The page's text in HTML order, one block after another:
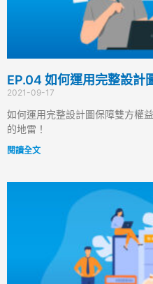
EP.04 如何運用完整設計
2021-09-17
如何運用完整設計圖保障雙方權
的地雷！
閱讀全文